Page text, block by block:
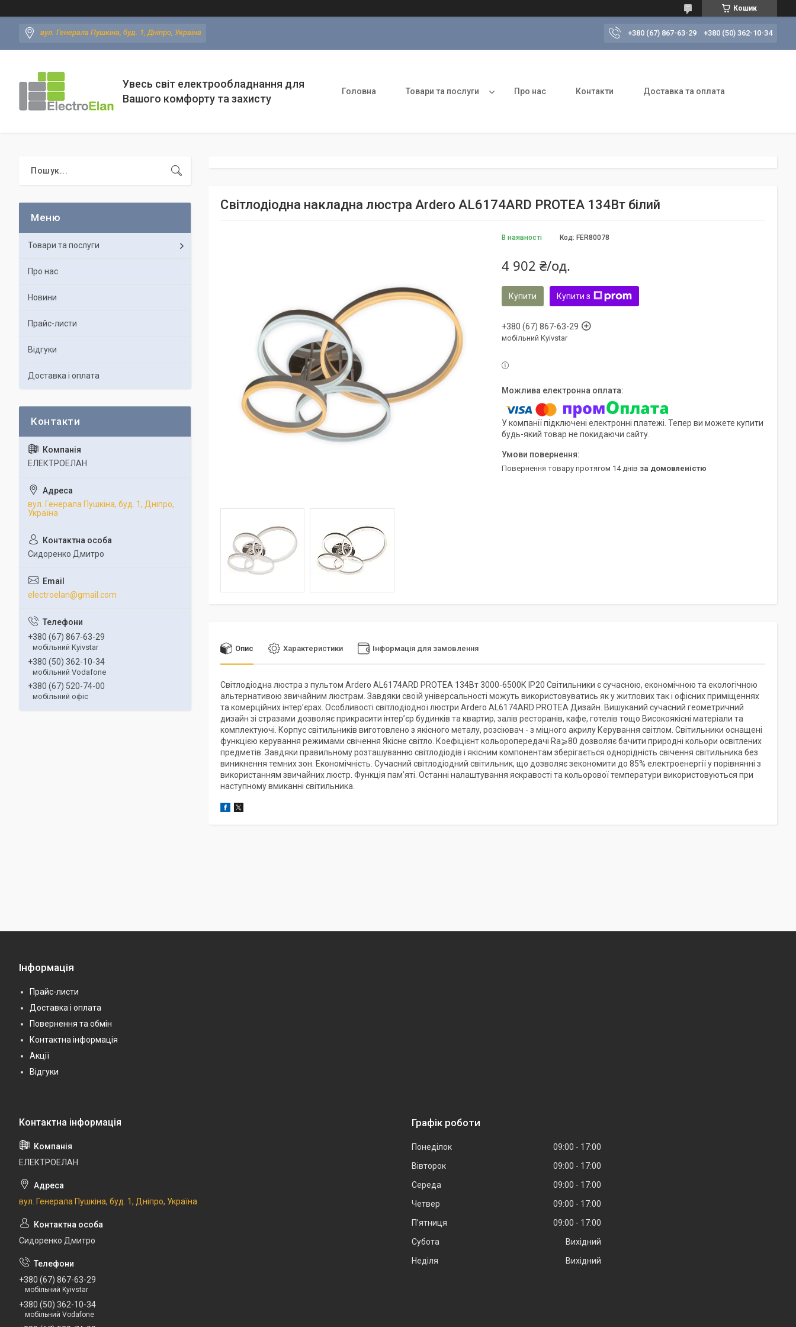
Кошик
вул. Генерала Пушкіна, буд. 1, Дніпро, Україна +380 (67) 867-63-29 +380 (50) 362-10-34
Увесь світ електрообладнання для
Вашого комфорту та захисту
Головна Товари та послуги Про нас Контакти Доставка та оплата
Світлодіодна накладна люстра Ardero AL6174ARD PROTEA 134Вт білий
В наявності Код: FER80078
4 902 ₴/од.
Купити Купити з
+380 (67) 867-63-29
мобільний Kyivstar
У компанії підключені електронні платежі. Тепер ви можете купити
будь-який товар не покидаючи сайту.
повернення товару протягом 14 днів за домовленістю
Опис Характеристики Інформація для замовлення
Світлодіодна люстра з пультом Ardero AL6174ARD PROTEA 134Вт 3000-6500К IP20 Світильники є сучасною, економічною та екологічною
альтернативою звичайним люстрам. Завдяки своїй універсальності можуть використовуватись як у житлових так і офісних приміщеннях
та комерційних інтер’єрах. Особливості світлодіодної люстри Ardero AL6174ARD PROTEA Дизайн. Вишуканий сучасний геометричний
дизайн зі стразами дозволяє прикрасити інтер’єр будинків та квартир, залів ресторанів, кафе, готелів тощо Високоякісні матеріали та
комплектуючі. Корпус світильників виготовлено з якісного металу, розсіювач - з міцного акрилу Керування світлом. Світильники оснащені
функцією керування режимами свічення Якісне світло. Коефіцієнт кольоропередачі Ra⩾80 дозволяє бачити природні кольори освітлених
предметів. Завдяки правильному розташуванню світлодіодів і якісним компонентам зберігається однорідність свічення світильника без
виникнення темних зон. Економічність. Сучасний світлодіодний світильник, що дозволяє зекономити до 85% електроенергії у порівнянні з
використанням звичайних люстр. Функція пам’яті. Останні налаштування яскравості та кольорової температури використовуються при
наступному вмиканні світильника.
Товари та послуги
Про нас
Новини
Прайс-листи
Відгуки
Доставка і оплата
ЕЛЕКТРОЕЛАН
вул. Генерала Пушкіна, буд. 1, Дніпро,
Україна
Сидоренко Дмитро
electroelan@gmail.com
+380 (67) 867-63-29
мобільний Kyivstar
+380 (50) 362-10-34
мобільний Vodafone
+380 (67) 520-74-00
мобільний офіс
Інформація
Прайс-листи
Доставка і оплата
Повернення та обмін
Контактна інформація
Акції
Відгуки
ЕЛЕКТРОЕЛАН
вул. Генерала Пушкіна, буд. 1, Дніпро, Україна
Сидоренко Дмитро
+380 (67) 867-63-29
мобільний Kyivstar
+380 (50) 362-10-34
мобільний Vodafone
Графік роботи
Понеділок 09:00
17:00
Вівторок
09:00
17:00
Середа
09:00
17:00
Четвер
09:00
17:00
Пʼятниця
09:00
17:00
Субота
Вихідний
Неділя
Вихідний